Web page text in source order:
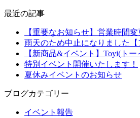
最近の記事
【重要なお知らせ】営業時間
雨天のため中止になりました【
【新商品&イベント】Toyi(ト
特別イベント開催いたします！
夏休みイベントのお知らせ
ブログカテゴリー
イベント報告